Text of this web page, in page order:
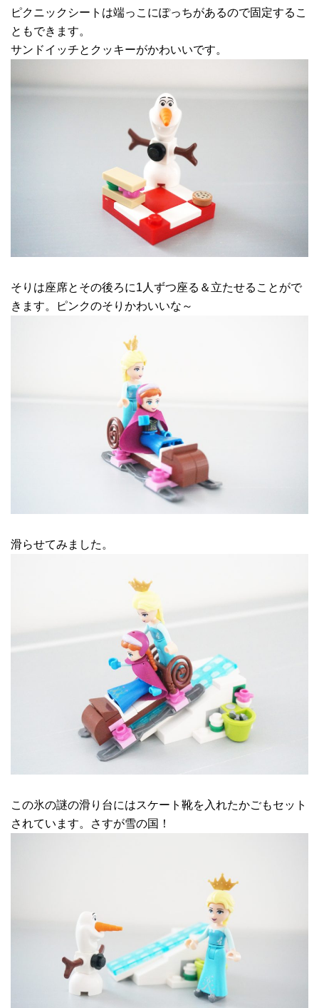
ピクニックシートは端っこにぽっちがあるので固定するこ
ともできます。
サンドイッチとクッキーがかわいいです。
そりは座席とその後ろに1人ずつ座る＆立たせることがで
きます。ピンクのそりかわいいな～
滑らせてみました。
この氷の謎の滑り台にはスケート靴を入れたかごもセット
されています。さすが雪の国！